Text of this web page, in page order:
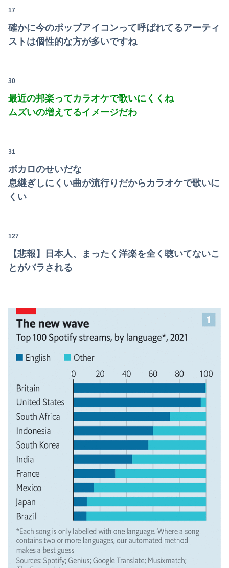
17
確かに今のポップアイコンって呼ばれてるアーティ
ストは個性的な方が多いですね
30
最近の邦楽ってカラオケで歌いにくくね
ムズいの増えてるイメージだわ
31
ボカロのせいだな
息継ぎしにくい曲が流行りだからカラオケで歌いに
くい
127
【悲報】日本人、まったく洋楽を全く聴いてないこ
とがバラされる